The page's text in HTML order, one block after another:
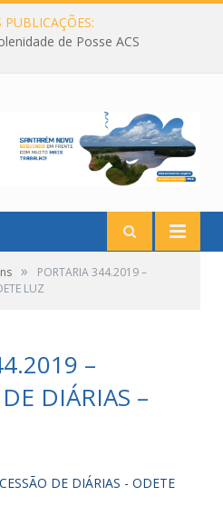
de Posse ACS
»
PORTARIA 344.2019 –
LUZ
–
DIÁRIAS –
DE DIÁRIAS - ODETE